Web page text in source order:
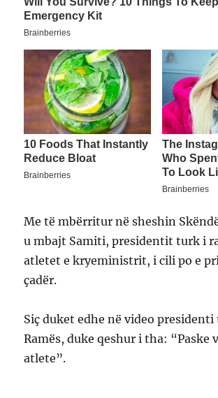
Me të mbërritur në sheshin
u mbajt Samiti, presidentit turk i
atletet e kryeministrit, i cili po e
çadër.
Siç duket edhe në video
Ramës, duke qeshur i tha: “Paske
atlete”.